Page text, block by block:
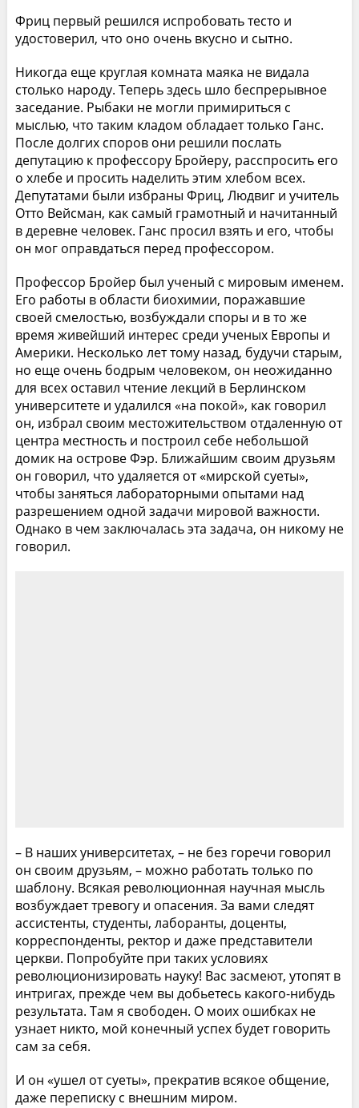
Фриц первый решился испробовать тесто и
удостоверил, что оно очень вкусно и сытно.
Никогда еще круглая комната маяка не видала
столько народу. Теперь здесь шло беспрерывное
заседание. Рыбаки не могли примириться с
мыслью, что таким кладом обладает только Ганс.
После долгих споров они решили послать
депутацию к профессору Бройеру, расспросить его
о хлебе и просить наделить этим хлебом всех.
Депутатами были избраны Фриц, Людвиг и учитель
Отто Вейсман, как самый грамотный и начитанный
в деревне человек. Ганс просил взять и его, чтобы
он мог оправдаться перед профессором.
Профессор Бройер был ученый с мировым именем.
Его работы в области биохимии, поражавшие
своей смелостью, возбуждали споры и в то же
время живейший интерес среди ученых Европы и
Америки. Несколько лет тому назад, будучи старым,
но еще очень бодрым человеком, он неожиданно
для всех оставил чтение лекций в Берлинском
университете и удалился «на покой», как говорил
он, избрал своим местожительством отдаленную от
центра местность и построил себе небольшой
домик на острове Фэр. Ближайшим своим друзьям
он говорил, что удаляется от «мирской суеты»,
чтобы заняться лабораторными опытами над
разрешением одной задачи мировой важности.
Однако в чем заключалась эта задача, он никому не
говорил.
– В наших университетах, – не без горечи говорил
он своим друзьям, – можно работать только по
шаблону. Всякая революционная научная мысль
возбуждает тревогу и опасения. За вами следят
ассистенты, студенты, лаборанты, доценты,
корреспонденты, ректор и даже представители
церкви. Попробуйте при таких условиях
революционизировать науку! Вас засмеют, утопят в
интригах, прежде чем вы добьетесь какого-нибудь
результата. Там я свободен. О моих ошибках не
узнает никто, мой конечный успех будет говорить
сам за себя.
И он «ушел от суеты», прекратив всякое общение,
даже переписку с внешним миром.